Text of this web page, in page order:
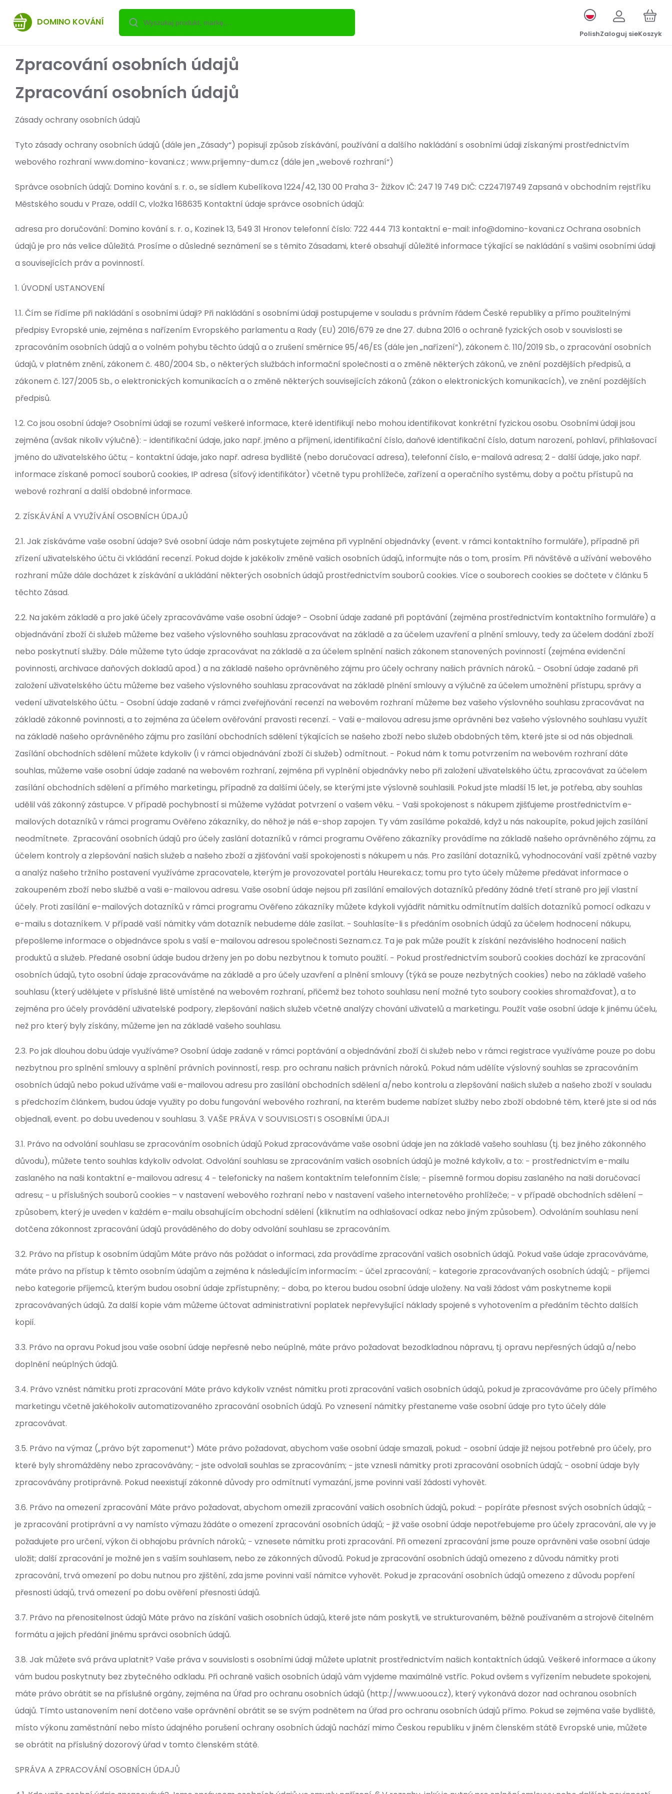
DOMINO KOVÁNÍ
PolishZaloguj sieKoszyk
Zpracování osobních údajů
Zpracování osobních údajů
Zásady ochrany osobních údajů
Tyto zásady ochrany osobních údajů (dále jen „Zásady“) popisují způsob získávání, používání a dalšího nakládání s osobními údaji získanými prostřednictvím
webového rozhraní www.domino-kovani.cz ; www.prijemny-dum.cz (dále jen „webové rozhraní“)
Správce osobních údajů: Domino kování s. r. o., se sídlem Kubelíkova 1224/42, 130 00 Praha 3- Žižkov IČ: 247 19 749 DIČ: CZ24719749 Zapsaná v obchodním rejstříku
Městského soudu v Praze, oddíl C, vložka 168635 Kontaktní údaje správce osobních údajů:
adresa pro doručování: Domino kování s. r. o., Kozinek 13, 549 31 Hronov telefonní číslo: 722 444 713 kontaktní e-mail: info@domino-kovani.cz Ochrana osobních
údajů je pro nás velice důležitá. Prosíme o důsledné seznámení se s těmito Zásadami, které obsahují důležité informace týkající se nakládání s vašimi osobními údaji
a souvisejících práv a povinností.
1. ÚVODNÍ USTANOVENÍ
1.1. Čím se řídíme při nakládání s osobními údaji? Při nakládání s osobními údaji postupujeme v souladu s právním řádem České republiky a přímo použitelnými
předpisy Evropské unie, zejména s nařízením Evropského parlamentu a Rady (EU) 2016/679 ze dne 27. dubna 2016 o ochraně fyzických osob v souvislosti se
zpracováním osobních údajů a o volném pohybu těchto údajů a o zrušení směrnice 95/46/ES (dále jen „nařízení“), zákonem č. 110/2019 Sb., o zpracování osobních
údajů, v platném znění, zákonem č. 480/2004 Sb., o některých službách informační společnosti a o změně některých zákonů, ve znění pozdějších předpisů, a
zákonem č. 127/2005 Sb., o elektronických komunikacích a o změně některých souvisejících zákonů (zákon o elektronických komunikacích), ve znění pozdějších
předpisů.
1.2. Co jsou osobní údaje? Osobními údaji se rozumí veškeré informace, které identifikují nebo mohou identifikovat konkrétní fyzickou osobu. Osobními údaji jsou
zejména (avšak nikoliv výlučně): − identifikační údaje, jako např. jméno a příjmení, identifikační číslo, daňové identifikační číslo, datum narození, pohlaví, přihlašovací
jméno do uživatelského účtu; − kontaktní údaje, jako např. adresa bydliště (nebo doručovací adresa), telefonní číslo, e-mailová adresa; 2 − další údaje, jako např.
informace získané pomocí souborů cookies, IP adresa (síťový identifikátor) včetně typu prohlížeče, zařízení a operačního systému, doby a počtu přístupů na
webové rozhraní a další obdobné informace.
2. ZÍSKÁVÁNÍ A VYUŽÍVÁNÍ OSOBNÍCH ÚDAJŮ
2.1. Jak získáváme vaše osobní údaje? Své osobní údaje nám poskytujete zejména při vyplnění objednávky (event. v rámci kontaktního formuláře), případně při
zřízení uživatelského účtu či vkládání recenzí. Pokud dojde k jakékoliv změně vašich osobních údajů, informujte nás o tom, prosím. Při návštěvě a užívání webového
rozhraní může dále docházet k získávání a ukládání některých osobních údajů prostřednictvím souborů cookies. Více o souborech cookies se dočtete v článku 5
těchto Zásad.
2.2. Na jakém základě a pro jaké účely zpracováváme vaše osobní údaje? − Osobní údaje zadané při poptávání (zejména prostřednictvím kontaktního formuláře) a
objednávání zboží či služeb můžeme bez vašeho výslovného souhlasu zpracovávat na základě a za účelem uzavření a plnění smlouvy, tedy za účelem dodání zboží
nebo poskytnutí služby. Dále můžeme tyto údaje zpracovávat na základě a za účelem splnění našich zákonem stanovených povinností (zejména evidenční
povinnosti, archivace daňových dokladů apod.) a na základě našeho oprávněného zájmu pro účely ochrany našich právních nároků. − Osobní údaje zadané při
založení uživatelského účtu můžeme bez vašeho výslovného souhlasu zpracovávat na základě plnění smlouvy a výlučně za účelem umožnění přístupu, správy a
vedení uživatelského účtu. − Osobní údaje zadané v rámci zveřejňování recenzí na webovém rozhraní můžeme bez vašeho výslovného souhlasu zpracovávat na
základě zákonné povinnosti, a to zejména za účelem ověřování pravosti recenzí. − Vaši e-mailovou adresu jsme oprávněni bez vašeho výslovného souhlasu využít
na základě našeho oprávněného zájmu pro zasílání obchodních sdělení týkajících se našeho zboží nebo služeb obdobných těm, které jste si od nás objednali.
Zasílání obchodních sdělení můžete kdykoliv (i v rámci objednávání zboží či služeb) odmítnout. − Pokud nám k tomu potvrzením na webovém rozhraní dáte
souhlas, můžeme vaše osobní údaje zadané na webovém rozhraní, zejména při vyplnění objednávky nebo při založení uživatelského účtu, zpracovávat za účelem
zasílání obchodních sdělení a přímého marketingu, případně za dalšími účely, se kterými jste výslovně souhlasili. Pokud jste mladší 15 let, je potřeba, aby souhlas
udělil váš zákonný zástupce. V případě pochybností si můžeme vyžádat potvrzení o vašem věku. − Vaši spokojenost s nákupem zjišťujeme prostřednictvím e-
mailových dotazníků v rámci programu Ověřeno zákazníky, do něhož je náš e-shop zapojen. Ty vám zasíláme pokaždé, když u nás nakoupíte, pokud jejich zasílání
neodmítnete. Zpracování osobních údajů pro účely zaslání dotazníků v rámci programu Ověřeno zákazníky provádíme na základě našeho oprávněného zájmu, za
účelem kontroly a zlepšování našich služeb a našeho zboží a zjišťování vaší spokojenosti s nákupem u nás. Pro zasílání dotazníků, vyhodnocování vaší zpětné vazby
a analýz našeho tržního postavení využíváme zpracovatele, kterým je provozovatel portálu Heureka.cz; tomu pro tyto účely můžeme předávat informace o
zakoupeném zboží nebo službě a vaši e-mailovou adresu. Vaše osobní údaje nejsou při zasílání emailových dotazníků předány žádné třetí straně pro její vlastní
účely. Proti zasílání e-mailových dotazníků v rámci programu Ověřeno zákazníky můžete kdykoli vyjádřit námitku odmítnutím dalších dotazníků pomocí odkazu v
e-mailu s dotazníkem. V případě vaší námitky vám dotazník nebudeme dále zasílat. − Souhlasíte-li s předáním osobních údajů za účelem hodnocení nákupu,
přepošleme informace o objednávce spolu s vaší e-mailovou adresou společnosti Seznam.cz. Ta je pak může použít k získání nezávislého hodnocení našich
produktů a služeb. Předané osobní údaje budou drženy jen po dobu nezbytnou k tomuto použití. − Pokud prostřednictvím souborů cookies dochází ke zpracování
osobních údajů, tyto osobní údaje zpracováváme na základě a pro účely uzavření a plnění smlouvy (týká se pouze nezbytných cookies) nebo na základě vašeho
souhlasu (který udělujete v příslušné liště umístěné na webovém rozhraní, přičemž bez tohoto souhlasu není možné tyto soubory cookies shromažďovat), a to
zejména pro účely provádění uživatelské podpory, zlepšování našich služeb včetně analýzy chování uživatelů a marketingu. Použít vaše osobní údaje k jinému účelu,
než pro který byly získány, můžeme jen na základě vašeho souhlasu.
2.3. Po jak dlouhou dobu údaje využíváme? Osobní údaje zadané v rámci poptávání a objednávání zboží či služeb nebo v rámci registrace využíváme pouze po dobu
nezbytnou pro splnění smlouvy a splnění právních povinností, resp. pro ochranu našich právních nároků. Pokud nám udělíte výslovný souhlas se zpracováním
osobních údajů nebo pokud užíváme vaši e-mailovou adresu pro zasílání obchodních sdělení a/nebo kontrolu a zlepšování našich služeb a našeho zboží v souladu
s předchozím článkem, budou údaje využity po dobu fungování webového rozhraní, na kterém budeme nabízet služby nebo zboží obdobné těm, které jste si od nás
objednali, event. po dobu uvedenou v souhlasu. 3. VAŠE PRÁVA V SOUVISLOSTI S OSOBNÍMI ÚDAJI
3.1. Právo na odvolání souhlasu se zpracováním osobních údajů Pokud zpracováváme vaše osobní údaje jen na základě vašeho souhlasu (tj. bez jiného zákonného
důvodu), můžete tento souhlas kdykoliv odvolat. Odvolání souhlasu se zpracováním vašich osobních údajů je možné kdykoliv, a to: − prostřednictvím e-mailu
zaslaného na naši kontaktní e-mailovou adresu; 4 − telefonicky na našem kontaktním telefonním čísle; − písemně formou dopisu zaslaného na naši doručovací
adresu; − u příslušných souborů cookies – v nastavení webového rozhraní nebo v nastavení vašeho internetového prohlížeče; − v případě obchodních sdělení –
způsobem, který je uveden v každém e-mailu obsahujícím obchodní sdělení (kliknutím na odhlašovací odkaz nebo jiným způsobem). Odvoláním souhlasu není
dotčena zákonnost zpracování údajů prováděného do doby odvolání souhlasu se zpracováním.
3.2. Právo na přístup k osobním údajům Máte právo nás požádat o informaci, zda provádíme zpracování vašich osobních údajů. Pokud vaše údaje zpracováváme,
máte právo na přístup k těmto osobním údajům a zejména k následujícím informacím: − účel zpracování; − kategorie zpracovávaných osobních údajů; − příjemci
nebo kategorie příjemců, kterým budou osobní údaje zpřístupněny; − doba, po kterou budou osobní údaje uloženy. Na vaši žádost vám poskytneme kopii
zpracovávaných údajů. Za další kopie vám můžeme účtovat administrativní poplatek nepřevyšující náklady spojené s vyhotovením a předáním těchto dalších
kopií.
3.3. Právo na opravu Pokud jsou vaše osobní údaje nepřesné nebo neúplné, máte právo požadovat bezodkladnou nápravu, tj. opravu nepřesných údajů a/nebo
doplnění neúplných údajů.
3.4. Právo vznést námitku proti zpracování Máte právo kdykoliv vznést námitku proti zpracování vašich osobních údajů, pokud je zpracováváme pro účely přímého
marketingu včetně jakéhokoliv automatizovaného zpracování osobních údajů. Po vznesení námitky přestaneme vaše osobní údaje pro tyto účely dále
zpracovávat.
3.5. Právo na výmaz („právo být zapomenut“) Máte právo požadovat, abychom vaše osobní údaje smazali, pokud: − osobní údaje již nejsou potřebné pro účely, pro
které byly shromážděny nebo zpracovávány; − jste odvolali souhlas se zpracováním; − jste vznesli námitky proti zpracování osobních údajů; − osobní údaje byly
zpracovávány protiprávně. Pokud neexistují zákonné důvody pro odmítnutí vymazání, jsme povinni vaší žádosti vyhovět.
3.6. Právo na omezení zpracování Máte právo požadovat, abychom omezili zpracování vašich osobních údajů, pokud: − popíráte přesnost svých osobních údajů; −
je zpracování protiprávní a vy namísto výmazu žádáte o omezení zpracování osobních údajů; − již vaše osobní údaje nepotřebujeme pro účely zpracování, ale vy je
požadujete pro určení, výkon či obhajobu právních nároků; − vznesete námitku proti zpracování. Při omezení zpracování jsme pouze oprávněni vaše osobní údaje
uložit; další zpracování je možné jen s vaším souhlasem, nebo ze zákonných důvodů. Pokud je zpracování osobních údajů omezeno z důvodu námitky proti
zpracování, trvá omezení po dobu nutnou pro zjištění, zda jsme povinni vaší námitce vyhovět. Pokud je zpracování osobních údajů omezeno z důvodu popření
přesnosti údajů, trvá omezení po dobu ověření přesnosti údajů.
3.7. Právo na přenositelnost údajů Máte právo na získání vašich osobních údajů, které jste nám poskytli, ve strukturovaném, běžně používaném a strojově čitelném
formátu a jejich předání jinému správci osobních údajů.
3.8. Jak můžete svá práva uplatnit? Vaše práva v souvislosti s osobními údaji můžete uplatnit prostřednictvím našich kontaktních údajů. Veškeré informace a úkony
vám budou poskytnuty bez zbytečného odkladu. Při ochraně vašich osobních údajů vám vyjdeme maximálně vstříc. Pokud ovšem s vyřízením nebudete spokojeni,
máte právo obrátit se na příslušné orgány, zejména na Úřad pro ochranu osobních údajů (http://www.uoou.cz), který vykonává dozor nad ochranou osobních
údajů. Tímto ustanovením není dotčeno vaše oprávnění obrátit se se svým podnětem na Úřad pro ochranu osobních údajů přímo. Pokud se zejména vaše bydliště,
místo výkonu zaměstnání nebo místo údajného porušení ochrany osobních údajů nachází mimo Českou republiku v jiném členském státě Evropské unie, můžete
se obrátit na příslušný dozorový úřad v tomto členském státě.
SPRÁVA A ZPRACOVÁNÍ OSOBNÍCH ÚDAJŮ